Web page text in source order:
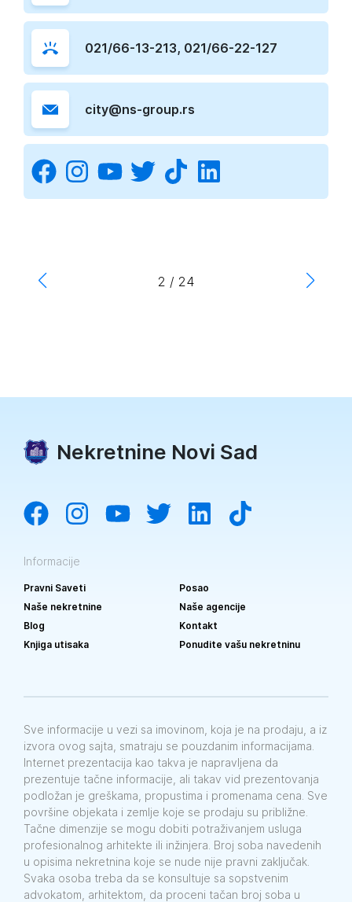
021/66-13-213, 021/66-22-127
city@ns-group.rs
2 / 24
Nekretnine Novi Sad
Informacije
Pravni Saveti
Posao
Naše nekretnine
Naše agencije
Blog
Kontakt
Knjiga utisaka
Ponudite vašu nekretninu
Sve informacije u vezi sa imovinom, koja je na prodaju, a iz
izvora ovog sajta, smatraju se pouzdanim informacijama.
Internet prezentacija kao takva je napravljena da
prezentuje tačne informacije, ali takav vid prezentovanja
podložan je greškama, propustima i promenama cena. Sve
površine objekata i zemlje koje se prodaju su približne.
Tačne dimenzije se mogu dobiti potraživanjem usluga
profesionalnog arhitekte ili inžinjera. Broj soba navedenih
u opisima nekretnina koje se nude nije pravni zaključak.
Svaka osoba treba da se konsultuje sa sopstvenim
advokatom, arhitektom, da proceni tačan broj soba u